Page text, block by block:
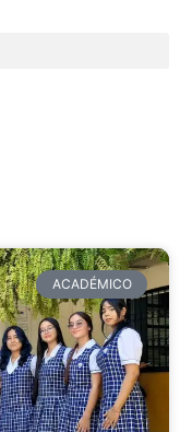
ACADÉMICO